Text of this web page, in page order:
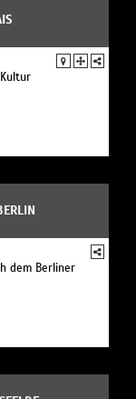
dem Berliner